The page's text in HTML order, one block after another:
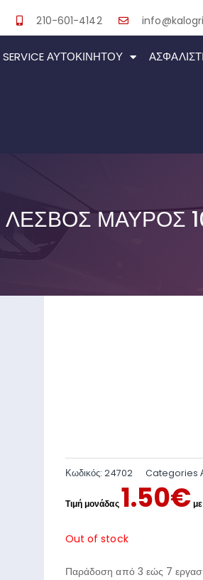
210-601-4142
SERVICE ΑΥΤΟΚΙΝΉΤΟΥ
ΜΑΎΡΟΣ
Κωδικός:24702 Categories
1.50€
Out of stock
Παράδοση από 3 εώς 7